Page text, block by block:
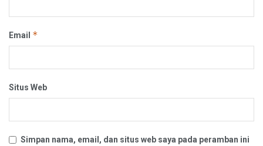
Email *
Situs Web
Simpan nama, email, dan situs web saya pada peramban ini